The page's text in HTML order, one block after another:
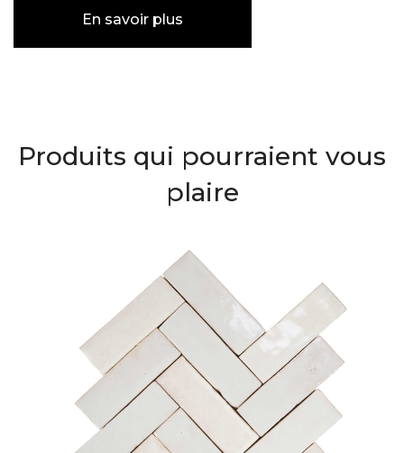
En savoir plus
Produits qui pourraient vous
plaire